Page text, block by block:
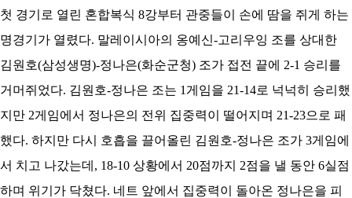
첫 경기로 열린 혼합복식 8강부터 관중들이 손에 땀을 쥐게 하는
명경기가 열렸다. 말레이시아의 옹예신-고리우잉 조를 상대한
김원호(삼성생명)-정나은(화순군청) 조가 접전 끝에 2-1 승리를
거머쥐었다. 김원호-정나은 조는 1게임을 21-14로 넉넉히 승리했
지만 2게임에서 정나은의 전위 집중력이 떨어지며 21-23으로 패
했다. 하지만 다시 호흡을 끌어올린 김원호-정나은 조가 3게임에
서 치고 나갔는데, 18-10 상황에서 20점까지 2점을 낼 동안 6실점
하며 위기가 닥쳤다. 네트 앞에서 집중력이 돌아온 정나은을 피